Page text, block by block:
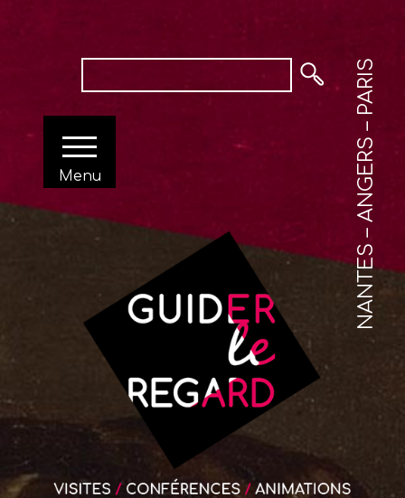
NANTES – ANGERS – PARIS
Menu